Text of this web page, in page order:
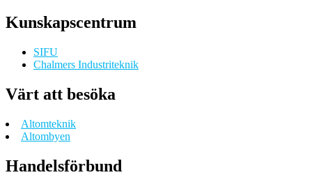
Kunskapscentrum
SIFU
Chalmers Industriteknik
Värt att besöka
Altomteknik
Altombyen
Handelsförbund